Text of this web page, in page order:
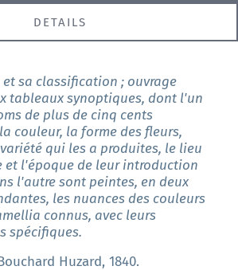
DETAILS
sa classification ; ouvrage
tableaux synoptiques, dont l'un
de plus de cinq cents
couleur, la forme des fleurs,
qui les a produites, le lieu
et l'époque de leur introduction
l'autre sont peintes, en deux
les nuances des couleurs
connus, avec leurs
spécifiques.
Huzard, 1840.